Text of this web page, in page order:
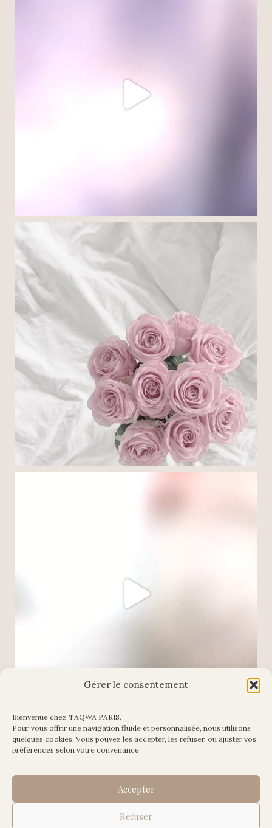
Gérer le consentement
Bienvenue chez TAQWA PARIS.
Pour vous offrir une navigation fluide et personnalisée, nous utilisons
quelques cookies. Vous pouvez les accepter, les refuser, ou ajuster vos
préférences selon votre convenance.
Accepter
Refuser
Charger plus Suivre sur Instagram